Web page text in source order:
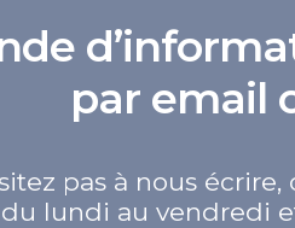
par email
pas à nous
du lundi au vendredi